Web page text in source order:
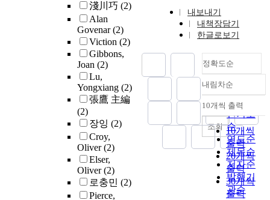
淺川巧 (2)
Alan
Govenar(2)
Viction (2)
Gibbons,
Joan (2)
Lu,
Yongxiang (2)
張鷹 主編
(2)
장잉 (2)
Croy,
Oliver(2)
Elser,
Oliver(2)
로충민 (2)
Pierce,
내보내기
내책장담기
한글로보기
정확도순
정확도
순
인기도
순
연도순
제목순
저자순
발행기
관순
내림차순
내림차순
10개씩 출력
10개씩
출력
20개씩
출력
30개씩
출력
조회